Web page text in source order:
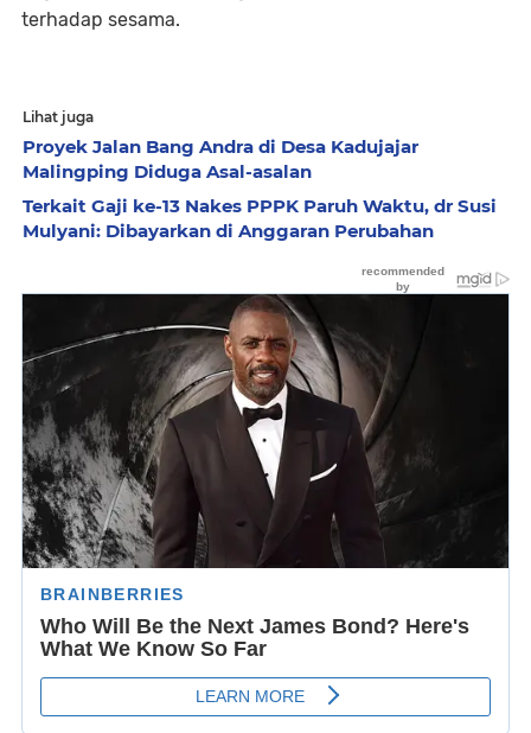
terhadap sesama.
Lihat juga
Proyek Jalan Bang Andra di Desa Kadujajar
Malingping Diduga Asal-asalan
Terkait Gaji ke-13 Nakes PPPK Paruh Waktu, dr Susi
Mulyani: Dibayarkan di Anggaran Perubahan